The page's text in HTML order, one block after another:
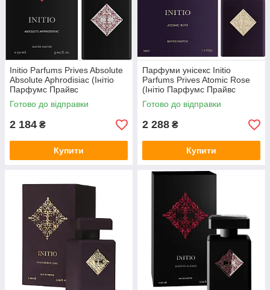
Initio Parfums Prives Absolute
Absolute Aphrodisiac (Інітіо
Парфумс Прайвс
Афродизіак) Парфумована
вода 90 ml/мл
Готово до відправки
2 184 ₴
Купити
Парфуми унісекс Initio
Parfums Prives Atomic Rose
(Інітіо Парфумс Прайвс
Атомік Роуз) 90 ml/мл
Готово до відправки
2 288 ₴
Купити